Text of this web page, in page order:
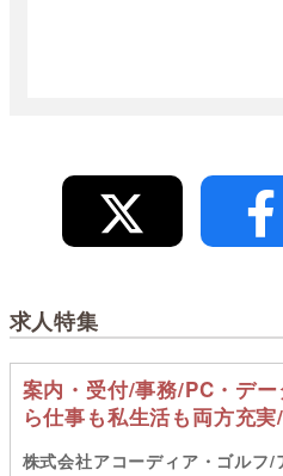
求人特集
案内・受付/事務/PC・デ
ら仕事も私生活も両方充
株式会社アコーディア・ゴルフ